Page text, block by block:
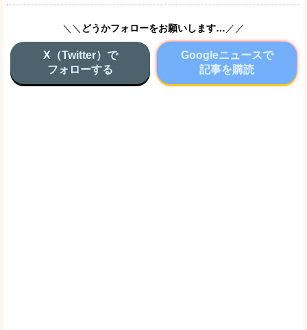
＼＼ どうかフォローをお願いします… ／／
X（Twitter）で
フォローする
Googleニュースで
記事を購読